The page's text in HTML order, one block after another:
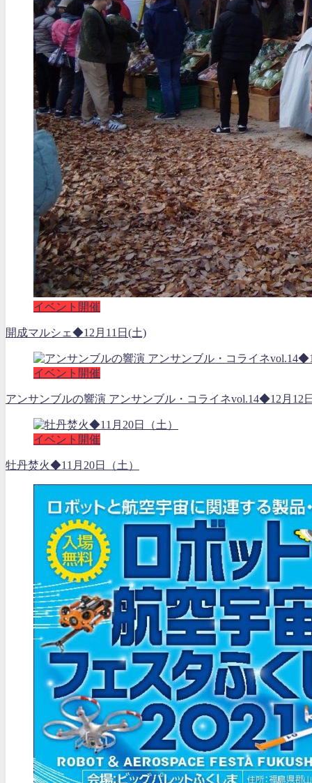
イベント開催
開成マルシェ◆12月11日(土)
イベント開催
アンサンブルの響演 アンサンブル・コライネvol.14◆12月12
イベント開催
牡丹焚火◆11月20日（土）